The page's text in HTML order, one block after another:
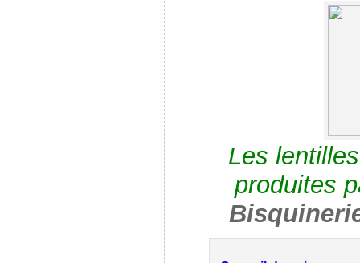
Les
produites